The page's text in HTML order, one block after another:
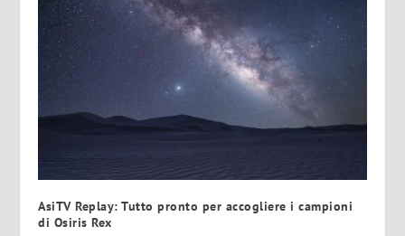
AsiTV Replay: Tutto pronto per accogliere i campioni
di Osiris Rex